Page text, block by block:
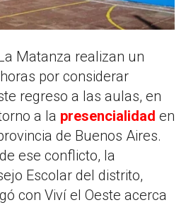
por considerar
regreso a las aulas, en
a la presencialidad en
de Buenos Aires.
ese conflicto, la
Escolar del distrito,
con Viví el Oeste acerca